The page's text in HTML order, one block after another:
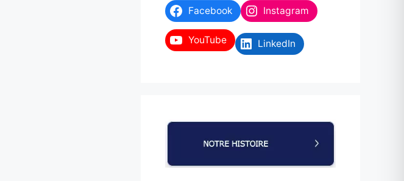
Facebook Instagram
YouTube LinkedIn